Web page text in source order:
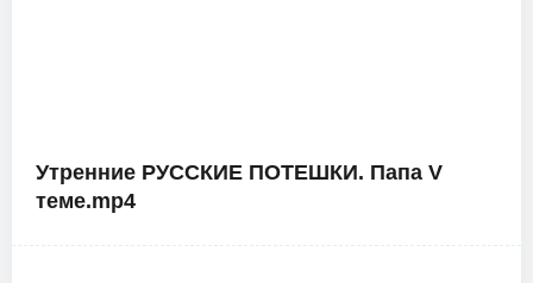
Утренние РУССКИЕ ПОТЕШКИ. Папа V
теме.mp4